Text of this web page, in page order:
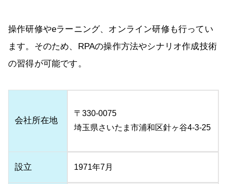
操作研修やeラーニング、オンライン研修も行ってい
ます。そのため、RPAの操作方法やシナリオ作成技術
の習得が可能です。
会社所在地
〒330-0075
埼玉県さいたま市浦和区針ヶ谷4-3-25
設立 1971年7月